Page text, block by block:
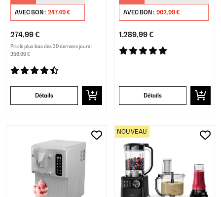
AVEC BON : 247,49 €
274,99 €
Prix le plus bas des 30 derniers jours :
256,99 €
Détails
Plateaux Argent
AVEC BON : 902,99 €
1.289,99 €
Détails
NOUVEAU